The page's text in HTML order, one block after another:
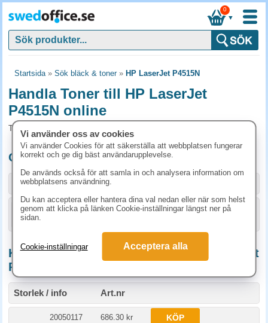
▼
0
Startsida» Sök bläck & toner» HP LaserJet P4515N
Handla Toner till HP LaserJet
P4515N online
Toner och tillbehör som passar till HP LaserJet P4515N
Originalprodukter till HP LaserJet P4515N
Storlek / info Art.nr
KÖP
Kompatibla / Miljöprodukter till HP LaserJet
P4515N
Storlek / info Art.nr
20050117 686.30 kr KÖP
Vi använder oss av cookies
Vi använder Cookies för att säkerställa att webbplatsen fungerar
korrekt och ge dig bäst användarupplevelse.
De används också för att samla in och analysera information om
webbplatsens användning.
Du kan acceptera eller hantera dina val nedan eller när som helst
genom att klicka på länken Cookie-inställningar längst ner på
sidan.
Cookie-inställningar Acceptera alla